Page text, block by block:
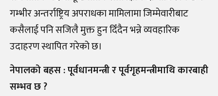
गम्भीर अन्तर्राष्ट्रिय अपराधका मामिलामा जिम्मेवारीबाट
कसैलाई पनि सजिलै मुक्त हुन दिँदैन भन्ने व्यवहारिक
उदाहरण स्थापित गरेको छ।
नेपालको बहस : पूर्वधानमन्त्री र पूर्वगृहमन्त्रीमाथि कारबाही
सम्भव छ ?